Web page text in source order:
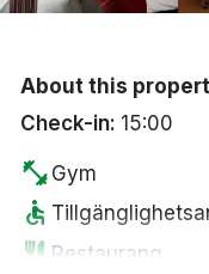
About this
Check-in: 15:00
fitness_center Gym
accessible
restaurant Restaurang